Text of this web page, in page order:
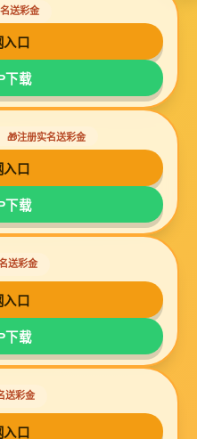
DAL215B
DAL218B
2